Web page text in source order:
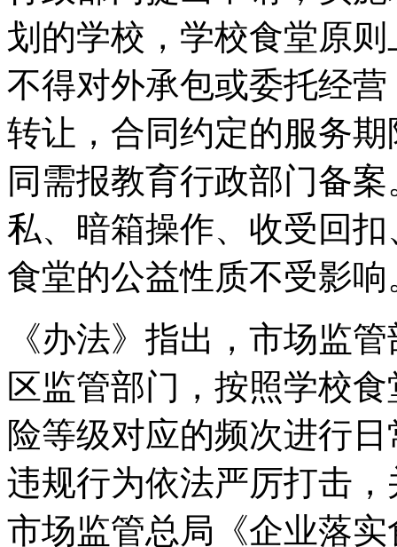
划的学校，学校食堂原
不得对外承包或委托经
转让，合同约定的服务
同需报教育行政部门备
私、暗箱操作、收受回
食堂的公益性质不受影响
《办法》指出，市场监
区监管部门，按照学校
险等级对应的频次进行
违规行为依法严厉打击
市场监管总局《企业落